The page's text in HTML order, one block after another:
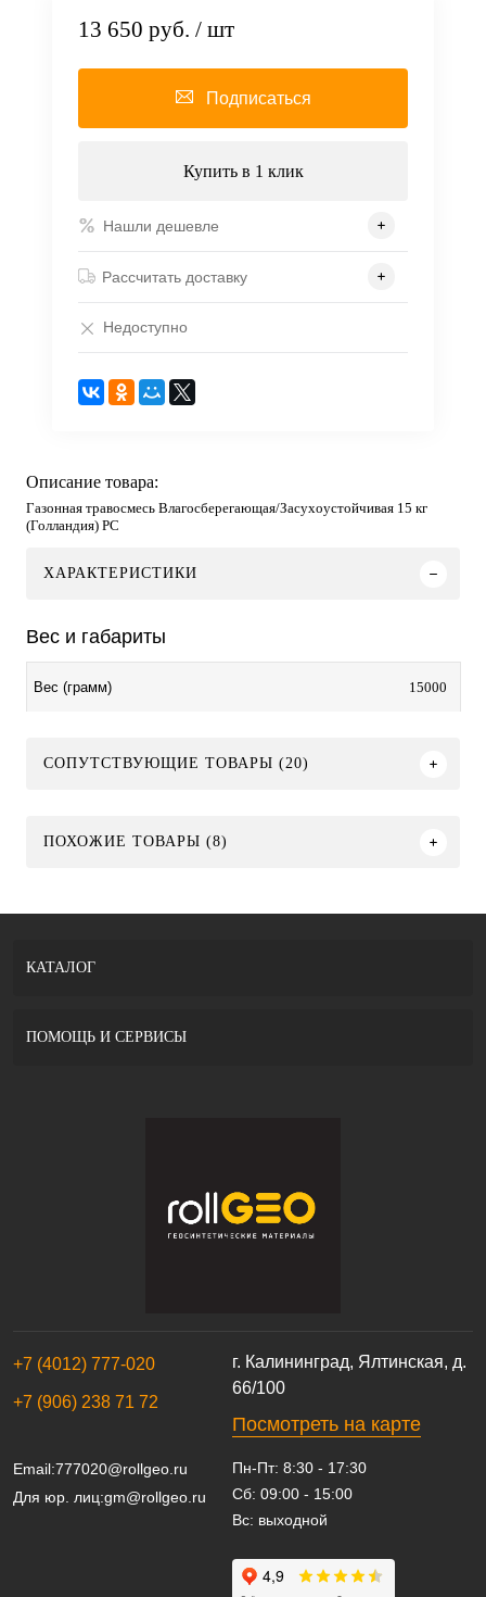
13 650 руб. / шт
Подписаться
Купить в 1 клик
Нашли дешевле
Рассчитать доставку
Недоступно
Описание товара:
Газонная травосмесь Влагосберегающая/Засухоустойчивая 15 кг
(Голландия) РС
ХАРАКТЕРИСТИКИ
Вес и габариты
Вес (грамм) 15000
СОПУТСТВУЮЩИЕ ТОВАРЫ (20)
ПОХОЖИЕ ТОВАРЫ (8)
г. Калининград, Ялтинская, д.
66/100
Посмотреть на карте
+7 (4012) 777-020
+7 (906) 238 71 72
Email:777020@rollgeo.ru
Для юр. лиц:gm@rollgeo.ru
Пн-Пт: 8:30 - 17:30
Сб: 09:00 - 15:00
Вс: выходной
КАТАЛОГ
ПОМОЩЬ И СЕРВИСЫ